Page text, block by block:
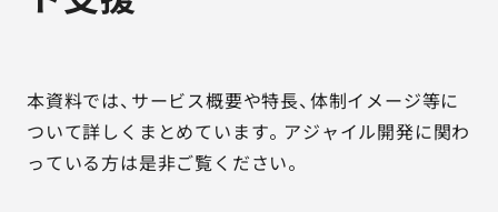
本資料では、サービス概要や特長、体制イメージ等に
ついて詳しくまとめています。アジャイル開発に関わ
っている方は是非ご覧ください。